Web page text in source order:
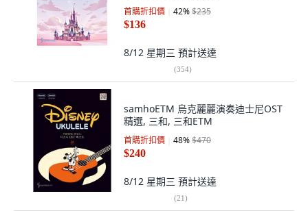
首購折扣價 42%$235
$136
8/12 星期三 預計送達
(354)
samhoETM 烏克麗麗演奏迪士尼OST
精選, 三和, 三和ETM
首購折扣價 48%$470
$240
8/12 星期三 預計送達
(21)